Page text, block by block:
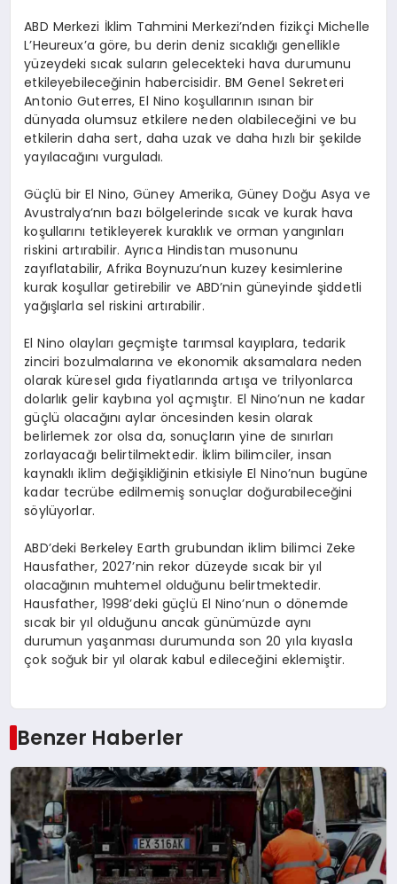
ABD Merkezi İklim Tahmini Merkezi’nden fizikçi Michelle
L’Heureux’a göre, bu derin deniz sıcaklığı genellikle
yüzeydeki sıcak suların gelecekteki hava durumunu
etkileyebileceğinin habercisidir. BM Genel Sekreteri
Antonio Guterres, El Nino koşullarının ısınan bir
dünyada olumsuz etkilere neden olabileceğini ve bu
etkilerin daha sert, daha uzak ve daha hızlı bir şekilde
yayılacağını vurguladı.
Güçlü bir El Nino, Güney Amerika, Güney Doğu Asya ve
Avustralya’nın bazı bölgelerinde sıcak ve kurak hava
koşullarını tetikleyerek kuraklık ve orman yangınları
riskini artırabilir. Ayrıca Hindistan musonunu
zayıflatabilir, Afrika Boynuzu’nun kuzey kesimlerine
kurak koşullar getirebilir ve ABD’nin güneyinde şiddetli
yağışlarla sel riskini artırabilir.
El Nino olayları geçmişte tarımsal kayıplara, tedarik
zinciri bozulmalarına ve ekonomik aksamalara neden
olarak küresel gıda fiyatlarında artışa ve trilyonlarca
dolarlık gelir kaybına yol açmıştır. El Nino’nun ne kadar
güçlü olacağını aylar öncesinden kesin olarak
belirlemek zor olsa da, sonuçların yine de sınırları
zorlayacağı belirtilmektedir. İklim bilimciler, insan
kaynaklı iklim değişikliğinin etkisiyle El Nino’nun bugüne
kadar tecrübe edilmemiş sonuçlar doğurabileceğini
söylüyorlar.
ABD’deki Berkeley Earth grubundan iklim bilimci Zeke
Hausfather, 2027’nin rekor düzeyde sıcak bir yıl
olacağının muhtemel olduğunu belirtmektedir.
Hausfather, 1998’deki güçlü El Nino’nun o dönemde
sıcak bir yıl olduğunu ancak günümüzde aynı
durumun yaşanması durumunda son 20 yıla kıyasla
çok soğuk bir yıl olarak kabul edileceğini eklemiştir.
Benzer Haberler